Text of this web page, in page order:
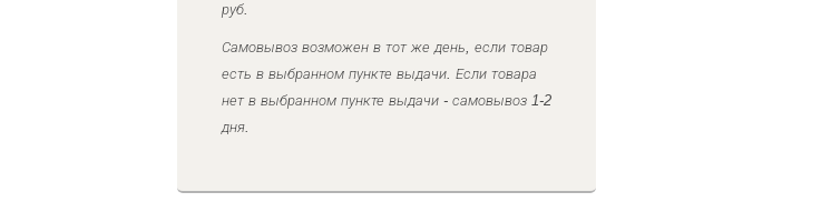
руб.
Самовывоз возможен в тот же день, если товар
есть в выбранном пункте выдачи. Если товара
нет в выбранном пункте выдачи - самовывоз 1-2
дня.